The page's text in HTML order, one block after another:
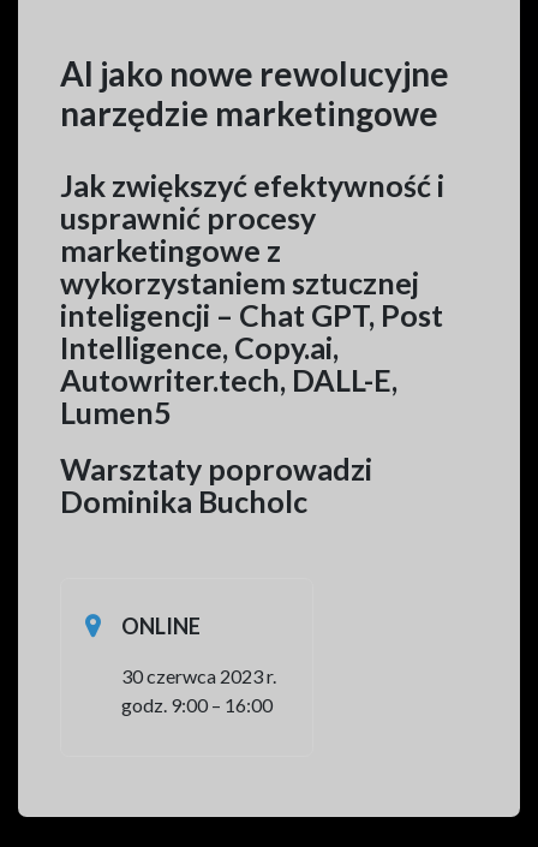
AI jako nowe rewolucyjne
narzędzie marketingowe
Jak zwiększyć efektywność i
usprawnić procesy
marketingowe z
wykorzystaniem sztucznej
inteligencji – Chat GPT, Post
Intelligence, Copy.ai,
Autowriter.tech, DALL-E,
Lumen5
Warsztaty poprowadzi
Dominika Bucholc
ONLINE
30 czerwca 2023 r.
godz. 9:00 – 16:00